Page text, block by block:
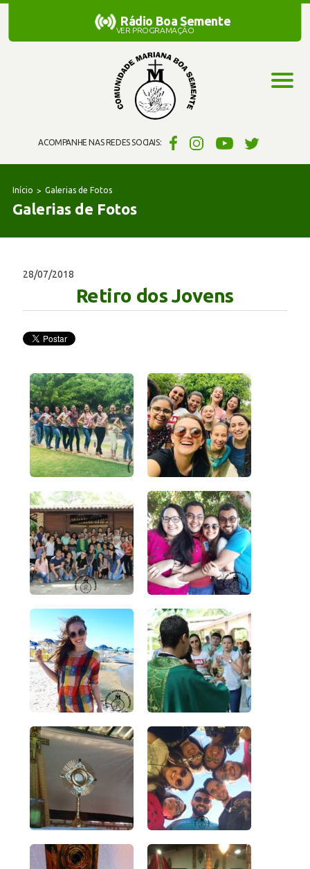
ACOMPANHE NAS REDES SOCIAIS:
Rádio Boa Semente
Rádio Boa Semente
VER PROGRAMAÇÃO
Início Galerias de Fotos
Galerias de Fotos
28/07/2018
Retiro dos Jovens